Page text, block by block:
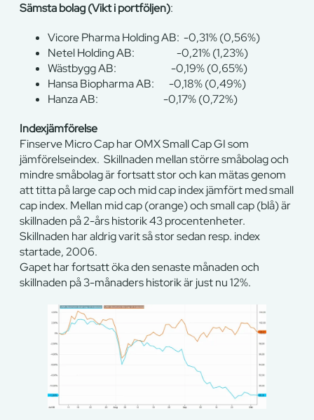
Sämsta bolag (Vikt i portföljen):
Vicore Pharma Holding AB: -0,31% (0,56%)
Netel Holding AB: -0,21% (1,23%)
Wästbygg AB: -0,19% (0,65%)
Hansa Biopharma AB: -0,18% (0,49%)
Hanza AB: -0,17% (0,72%)
Indexjämförelse
Finserve Micro Cap har OMX Small Cap GI som
jämförelseindex. Skillnaden mellan större småbolag och
mindre småbolag är fortsatt stor och kan mätas genom
att titta på large cap och mid cap index jämfört med small
cap index. Mellan mid cap (orange) och small cap (blå) är
skillnaden på 2-års historik 43 procentenheter.
Skillnaden har aldrig varit så stor sedan resp. index
startade, 2006.
Gapet har fortsatt öka den senaste månaden och
skillnaden på 3-månaders historik är just nu 12%.